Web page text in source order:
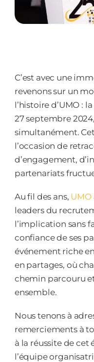
C’est avec une
revenons sur un
l’histoire d’UMO :
27 septembre
simultanément.
l’occasion de
d’engagement,
partenariats
Au fil des ans, UMO
leaders du
l’implication sans
confiance de ses
événement riche
en partages, où
chemin parcouru
ensemble.
Nous tenons à
remerciements à
à la réussite de cet
l’équipe